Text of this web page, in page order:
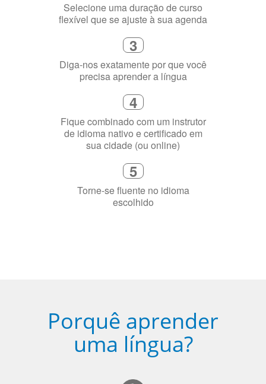
Selecione uma duração de curso
flexível que se ajuste à sua agenda
3
Diga-nos exatamente por que você
precisa aprender a língua
4
Fique combinado com um instrutor
de idioma nativo e certificado em
sua cidade (ou online)
5
Torne-se fluente no idioma
escolhido
Porquê aprender
uma língua?